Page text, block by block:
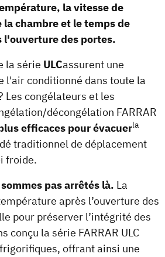
la vitesse de
chambre et le temps de
l'ouverture des portes.
la série ULCassurent une
l'air conditionné dans toute la
Les congélateurs et les
décongélation FARRAR
efficaces pour évacuerla
traditionnel de déplacement
froide.
pas arrêtés là. La
après l’ouverture des
pour préserver l’intégrité des
conçu la série FARRAR ULC
offrant ainsi une